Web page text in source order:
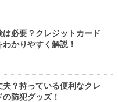
は必要？クレジットカード
かりやすく解説！
夫？持っている便利なクレ
防犯グッズ！